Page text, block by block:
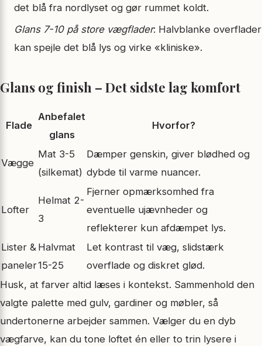
det blå fra nordlyset og gør rummet koldt.
Glans 7-10 på store vægflader: Halvblanke overflader
kan spejle det blå lys og virke «kliniske».
Glans og finish – Det sidste lag komfort
Flade
Anbefalet
glans
Hvorfor?
Vægge
Mat 3-5
(silkemat)
Dæmper genskin, giver blødhed og
dybde til varme nuancer.
Lofter
Helmat 2-
3
Fjerner opmærksomhed fra
eventuelle ujævnheder og
reflekterer kun afdæmpet lys.
Lister &
paneler
Halvmat
15-25
Let kontrast til væg, slidstærk
overflade og diskret glød.
Husk, at farver altid læses i kontekst. Sammenhold den
valgte palette med gulv, gardiner og møbler, så
undertonerne arbejder sammen. Vælger du en dyb
vægfarve, kan du tone loftet én eller to trin lysere i